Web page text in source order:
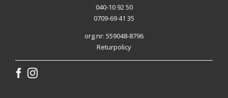
040-10 92 50
0709-69 41 35
org.nr: 559048-8796
Returpolicy